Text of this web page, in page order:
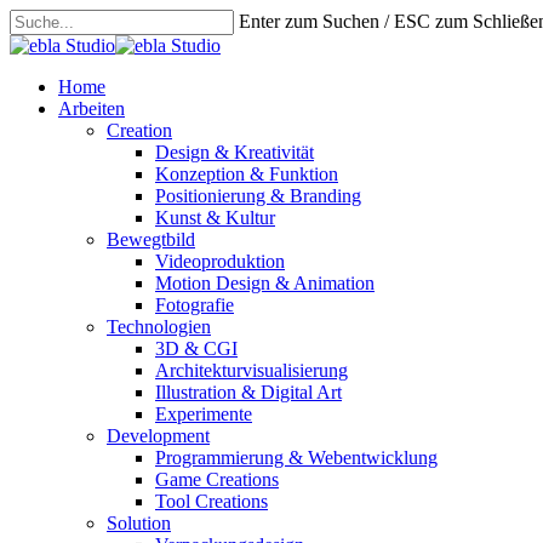
Skip
to
content
Enter zum Suchen / ESC zum
Close
search
Menu
Home
Arbeiten
Creation
Design & Kreativität
Konzeption & Funktion
Positionierung & Branding
Kunst & Kultur
Bewegtbild
Videoproduktion
Motion Design & Animation
Fotografie
Technologien
3D & CGI
Architekturvisualisierung
Illustration & Digital Art
Experimente
Development
Programmierung & Webentwicklung
Game Creations
Tool Creations
Solution